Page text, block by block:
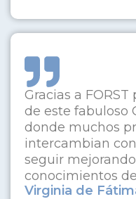
Gracias a
de este fabuloso
donde muchos
intercambian
seguir
conocimientos
Virginia de